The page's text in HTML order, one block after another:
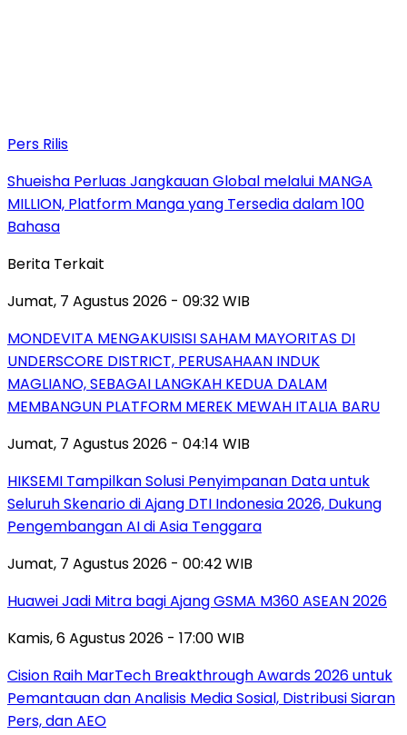
Pers Rilis
Shueisha Perluas Jangkauan Global melalui MANGA
MILLION, Platform Manga yang Tersedia dalam 100
Bahasa
Berita Terkait
Jumat, 7 Agustus 2026 - 09:32 WIB
MONDEVITA MENGAKUISISI SAHAM MAYORITAS DI
UNDERSCORE DISTRICT, PERUSAHAAN INDUK
MAGLIANO, SEBAGAI LANGKAH KEDUA DALAM
MEMBANGUN PLATFORM MEREK MEWAH ITALIA BARU
Jumat, 7 Agustus 2026 - 04:14 WIB
HIKSEMI Tampilkan Solusi Penyimpanan Data untuk
Seluruh Skenario di Ajang DTI Indonesia 2026, Dukung
Pengembangan AI di Asia Tenggara
Jumat, 7 Agustus 2026 - 00:42 WIB
Huawei Jadi Mitra bagi Ajang GSMA M360 ASEAN 2026
Kamis, 6 Agustus 2026 - 17:00 WIB
Cision Raih MarTech Breakthrough Awards 2026 untuk
Pemantauan dan Analisis Media Sosial, Distribusi Siaran
Pers, dan AEO